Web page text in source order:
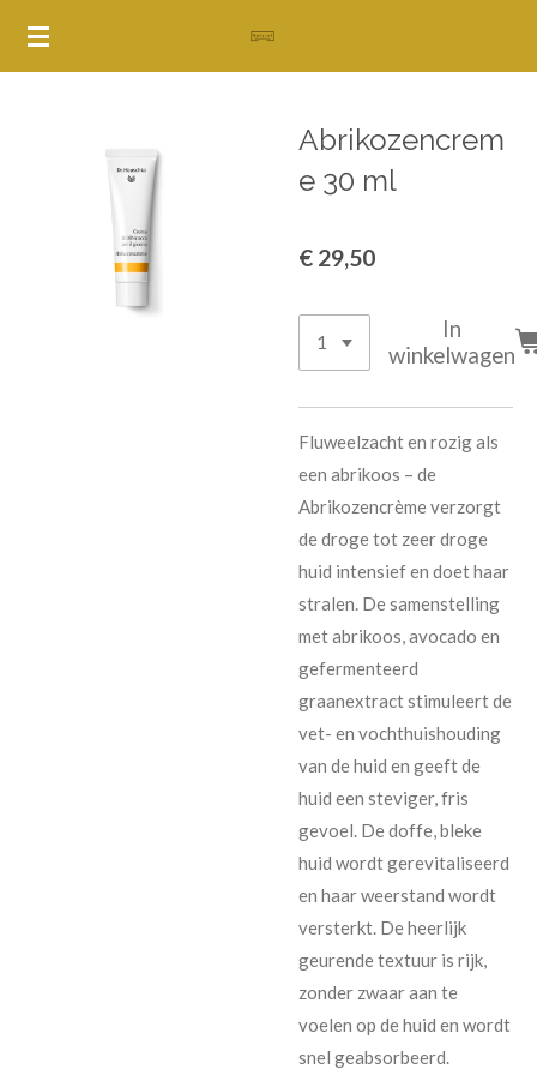
Ga
hoofdinhoud
Abrikozencrem
e 30 ml
€ 29,50
In
winkelwagen
Fluweelzacht en rozig als
een abrikoos – de
Abrikozencrème verzorgt
de droge tot zeer droge
huid intensief en doet haar
stralen. De samenstelling
met abrikoos, avocado en
gefermenteerd
graanextract stimuleert de
vet- en vochthuishouding
van de huid en geeft de
huid een steviger, fris
gevoel. De doffe, bleke
huid wordt gerevitaliseerd
en haar weerstand wordt
versterkt. De heerlijk
geurende textuur is rijk,
zonder zwaar aan te
voelen op de huid en wordt
snel geabsorbeerd.